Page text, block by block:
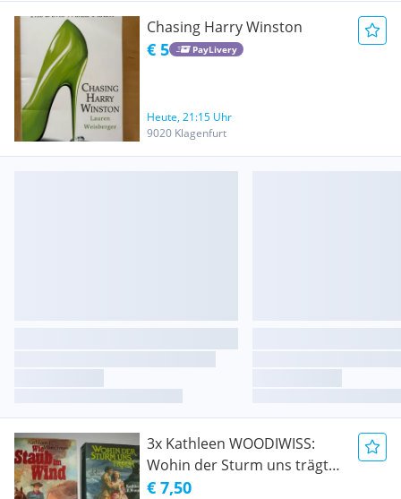
Chasing Harry Winston
€ 5 PayLivery
Heute, 21:15 Uhr
9020 Klagenfurt
3x Kathleen WOODIWISS:
Wohin der Sturm uns trägt+
Wie Staub im Wind+ Wie eine
€ 7,50